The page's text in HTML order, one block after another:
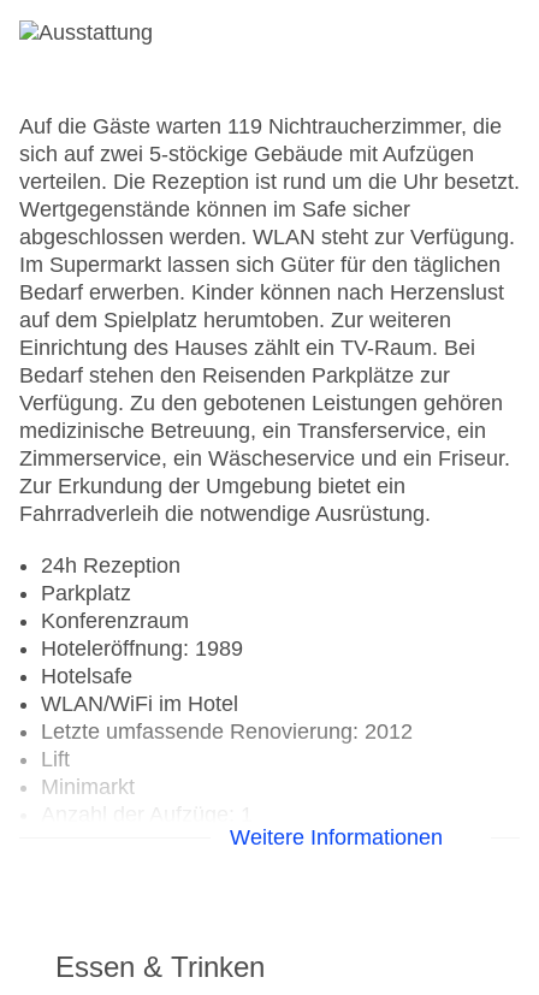
Auf die Gäste warten 119 Nichtraucherzimmer, die
sich auf zwei 5-stöckige Gebäude mit Aufzügen
verteilen. Die Rezeption ist rund um die Uhr besetzt.
Wertgegenstände können im Safe sicher
abgeschlossen werden. WLAN steht zur Verfügung.
Im Supermarkt lassen sich Güter für den täglichen
Bedarf erwerben. Kinder können nach Herzenslust
auf dem Spielplatz herumtoben. Zur weiteren
Einrichtung des Hauses zählt ein TV-Raum. Bei
Bedarf stehen den Reisenden Parkplätze zur
Verfügung. Zu den gebotenen Leistungen gehören
medizinische Betreuung, ein Transferservice, ein
Zimmerservice, ein Wäscheservice und ein Friseur.
Zur Erkundung der Umgebung bietet ein
Fahrradverleih die notwendige Ausrüstung.
24h Rezeption
Parkplatz
Konferenzraum
Hoteleröffnung: 1989
Hotelsafe
WLAN/WiFi im Hotel
Letzte umfassende Renovierung: 2012
Lift
Minimarkt
Anzahl der Aufzüge: 1
Pools:Kinderbecken, Outdoor Pool,
Sonnenschirme am Pool, Liegen am Pool
Weitere Informationen
Essen & Trinken